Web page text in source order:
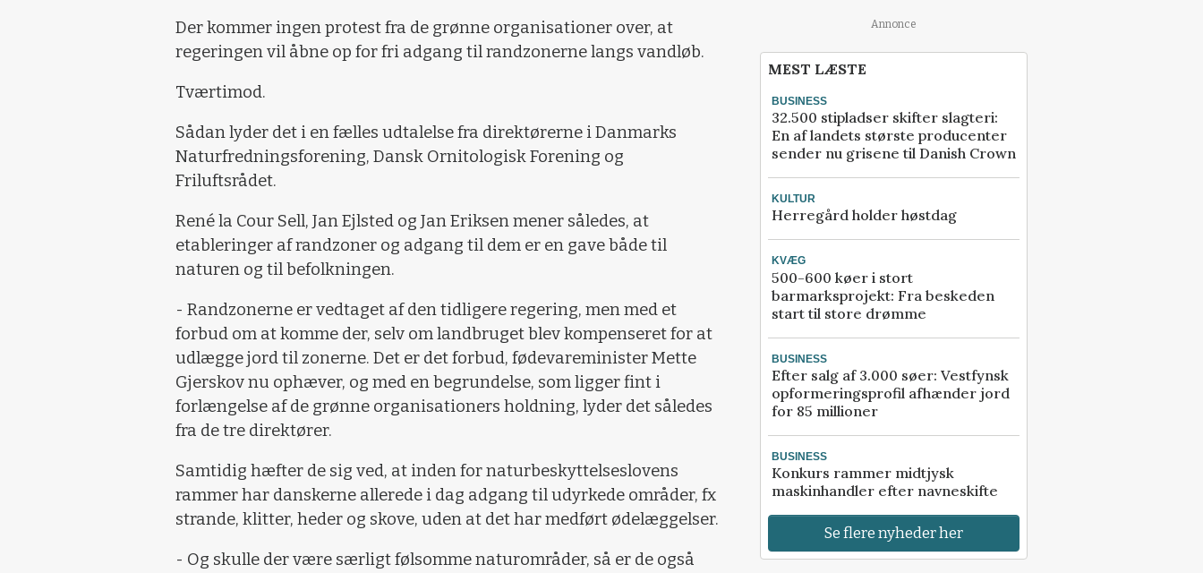
Der kommer ingen protest fra de grønne organisationer over, at
regeringen vil åbne op for fri adgang til randzonerne langs vandløb.
Tværtimod.
Sådan lyder det i en fælles udtalelse fra direktørerne i Danmarks
Naturfredningsforening, Dansk Ornitologisk Forening og
Friluftsrådet.
René la Cour Sell, Jan Ejlsted og Jan Eriksen mener således, at
etableringer af randzoner og adgang til dem er en gave både til
naturen og til befolkningen.
- Randzonerne er vedtaget af den tidligere regering, men med et
forbud om at komme der, selv om landbruget blev kompenseret for at
udlægge jord til zonerne. Det er det forbud, fødevareminister Mette
Gjerskov nu ophæver, og med en begrundelse, som ligger fint i
forlængelse af de grønne organisationers holdning, lyder det således
fra de tre direktører.
Samtidig hæfter de sig ved, at inden for naturbeskyttelseslovens
rammer har danskerne allerede i dag adgang til udyrkede områder, fx
strande, klitter, heder og skove, uden at det har medført ødelæggelser.
- Og skulle der være særligt følsomme naturområder, så er de også
Annonce
MEST LÆSTE
BUSINESS
32.500 stipladser skifter slagteri:
En af landets største producenter
sender nu grisene til Danish Crown
KULTUR
Herregård holder høstdag
KVÆG
500-600 køer i stort
barmarksprojekt: Fra beskeden
start til store drømme
BUSINESS
Efter salg af 3.000 søer: Vestfynsk
opformeringsprofil afhænder jord
for 85 millioner
BUSINESS
Konkurs rammer midtjysk
maskinhandler efter navneskifte
Se flere nyheder her